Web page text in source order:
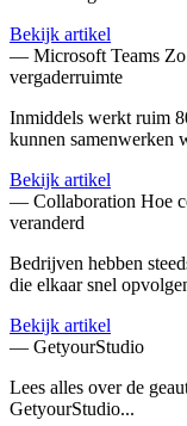
Bekijk artikel
— Microsoft Teams
vergaderruimte
Inmiddels werkt ruim
kunnen samenwerken
Bekijk artikel
— Collaboration Hoe
veranderd
Bedrijven hebben
die elkaar snel
Bekijk artikel
— GetyourStudio
Lees alles over de
GetyourStudio...